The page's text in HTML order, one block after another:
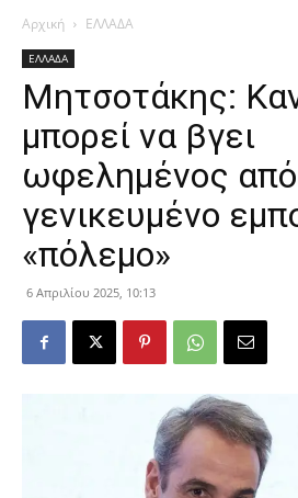
Αρχική ΕΛΛΑΔΑ
ΕΛΛΑΔΑ
Μητσοτάκης:
μπορεί να βγει
ωφελημένος
γενικευμένο
«πόλεμο»
6 Απριλίου 2025, 10:13